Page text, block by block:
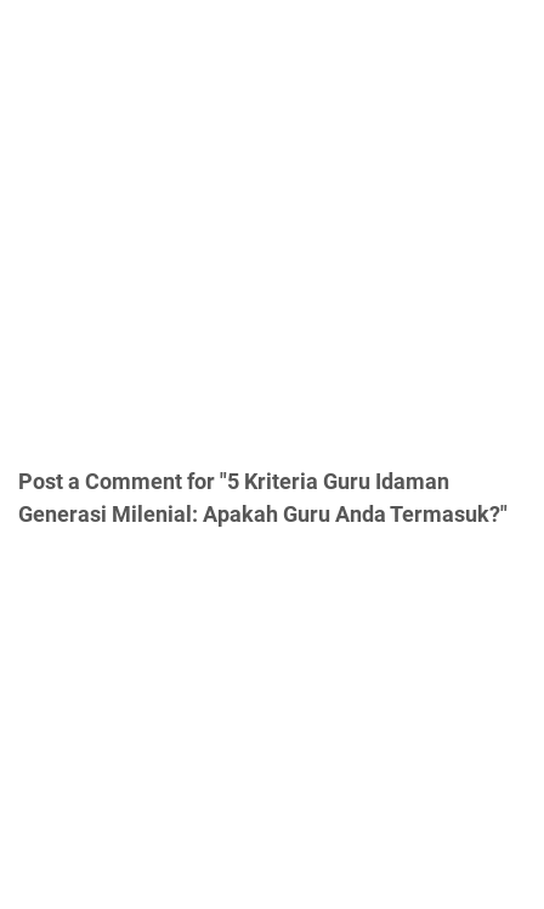
Post a Comment for "5 Kriteria Guru Idaman
Generasi Milenial: Apakah Guru Anda Termasuk?"